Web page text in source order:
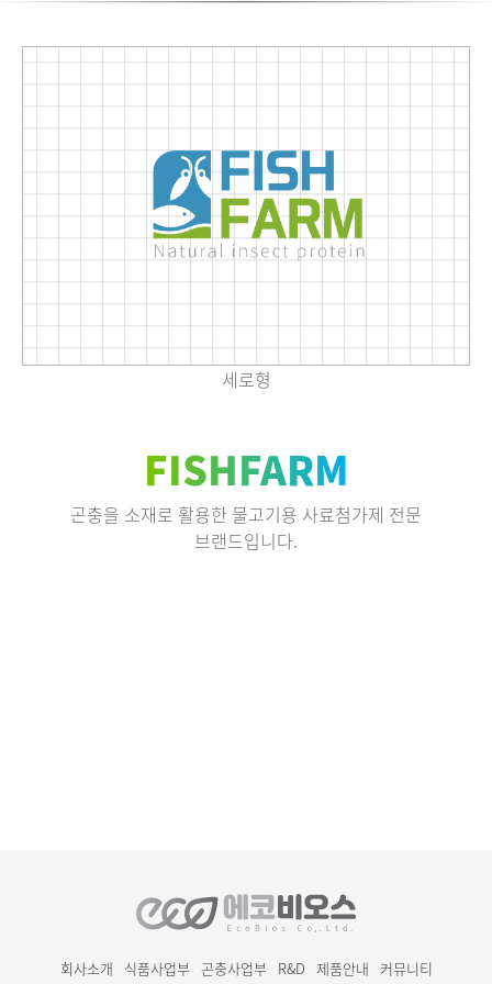
세로형
FISHFARM
곤충을 소재로 활용한 물고기용 사료첨가제 전문
브랜드입니다.
회사소개 식품사업부 곤충사업부 R&D 제품안내 커뮤니티